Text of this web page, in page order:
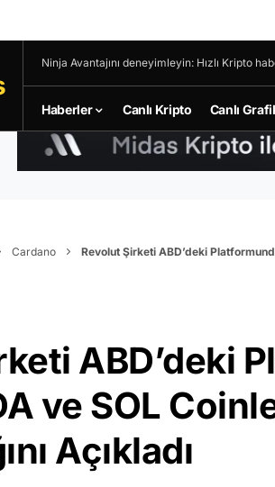
Ninja Avantajını deneyimleyin: Hızlı Kripto
Haberler Canlı Kripto Canlı
Cardano
Revolut Şirketi ABD’deki
ABD’deki
ve SOL
Açıkladı